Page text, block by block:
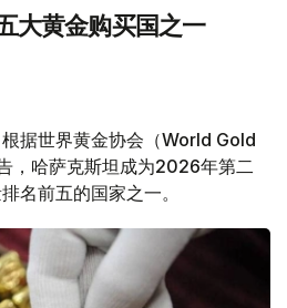
大黄金购买国之一
根据世界黄金协会（World Gold
，哈萨克斯坦成为2026年第二
名前五的国家之一。